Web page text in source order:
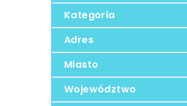
Kategoria
Adres
Miasto
Województwo